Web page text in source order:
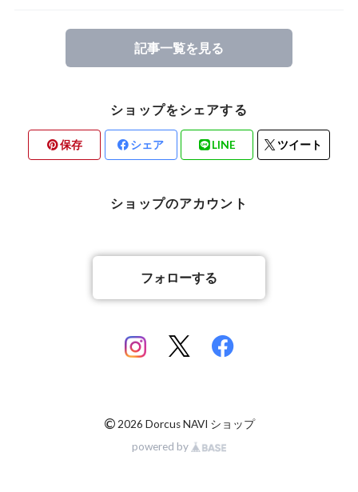
長崎県対馬市産
山梨県甲斐市産
北海道檜山郡厚沢部町産
三重県桑名市
滋賀県大津市産
京都府宇治市産
香川県丸亀市綾歌町産
香川県丸亀市綾歌町産
熊本県合志市産
山梨県北杜市明野町産
佐賀県神埼郡産
記事一覧を見る
ショップをシェアする
保存 シェア LINE ツイート
ショップのアカウント
フォローする
© 2026 Dorcus NAVI ショップ
powered by